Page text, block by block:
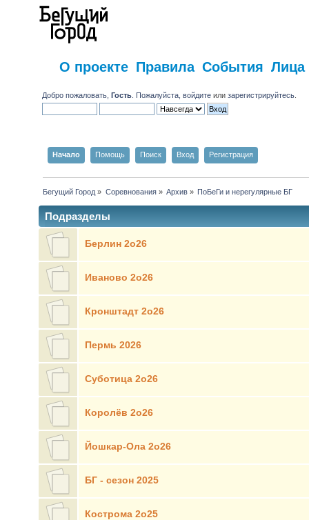
О проекте Правила События Лица
Добро пожаловать,Гость . Пожалуйста,войдите илизарегистрируйтесь
Начало Помощь Поиск Вход Регистрация
Бегущий Город » Соревнования» Архив » ПоБеГи и нерегулярные БГ
Подразделы
Берлин 2о26
Иваново 2о26
Кронштадт 2о26
Пермь 2026
Суботица 2о26
Королёв 2о26
Йошкар-Ола 2о26
БГ - сезон 2025
Кострома 2о25